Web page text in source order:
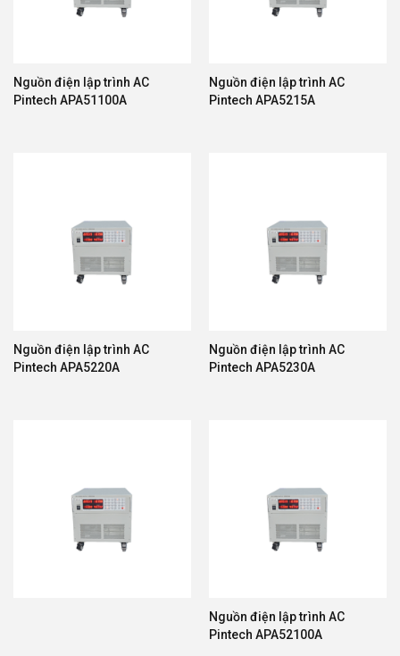
Nguồn điện lập trình AC
Pintech APA51100A
Nguồn điện lập trình AC
Pintech APA5215A
Nguồn điện lập trình AC
Pintech APA5220A
Nguồn điện lập trình AC
Pintech APA5230A
Nguồn điện lập trình AC
Pintech APA52100A